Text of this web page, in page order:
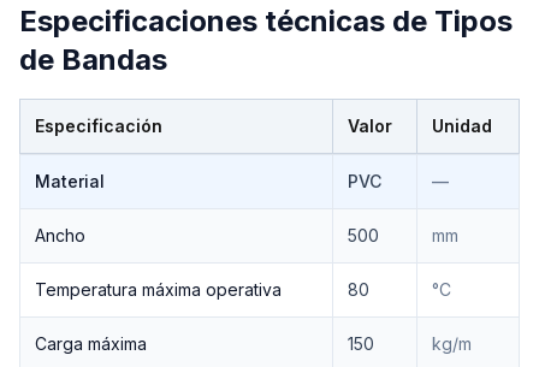
Especificaciones técnicas de Tipos
de Bandas
Especificación Valor Unidad
Material PVC —
Ancho 500 mm
Temperatura máxima operativa 80 °C
Carga máxima 150 kg/m